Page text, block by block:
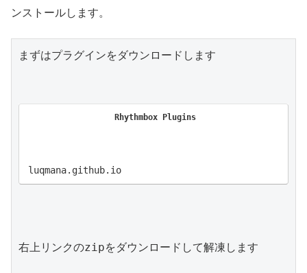
ンストールします。
まずはプラグインをダウンロードします
Rhythmbox Plugins
luqmana.github.io
右上リンクのzipをダウンロードして解凍します